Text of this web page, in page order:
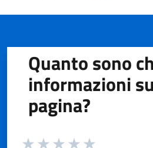
Quanto sono
informazioni
pagina?
Valuta da 1 a 5 stelle la pagina